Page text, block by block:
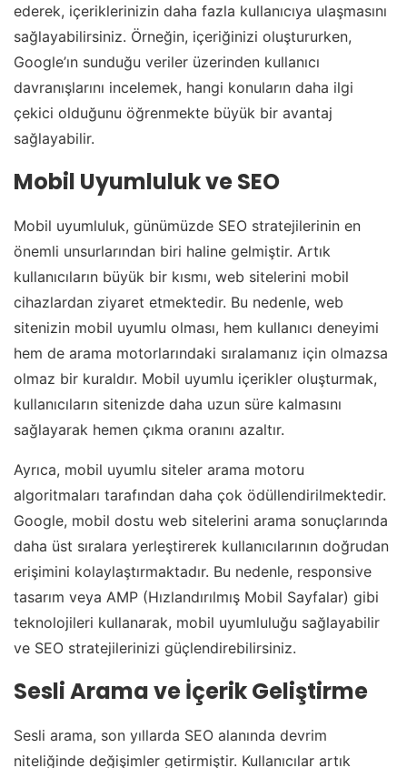
ederek, içeriklerinizin daha fazla kullanıcıya ulaşmasını
sağlayabilirsiniz. Örneğin, içeriğinizi oluştururken,
Google’ın sunduğu veriler üzerinden kullanıcı
davranışlarını incelemek, hangi konuların daha ilgi
çekici olduğunu öğrenmekte büyük bir avantaj
sağlayabilir.
Mobil Uyumluluk ve SEO
Mobil uyumluluk, günümüzde SEO stratejilerinin en
önemli unsurlarından biri haline gelmiştir. Artık
kullanıcıların büyük bir kısmı, web sitelerini mobil
cihazlardan ziyaret etmektedir. Bu nedenle, web
sitenizin mobil uyumlu olması, hem kullanıcı deneyimi
hem de arama motorlarındaki sıralamanız için olmazsa
olmaz bir kuraldır. Mobil uyumlu içerikler oluşturmak,
kullanıcıların sitenizde daha uzun süre kalmasını
sağlayarak hemen çıkma oranını azaltır.
Ayrıca, mobil uyumlu siteler arama motoru
algoritmaları tarafından daha çok ödüllendirilmektedir.
Google, mobil dostu web sitelerini arama sonuçlarında
daha üst sıralara yerleştirerek kullanıcılarının doğrudan
erişimini kolaylaştırmaktadır. Bu nedenle, responsive
tasarım veya AMP (Hızlandırılmış Mobil Sayfalar) gibi
teknolojileri kullanarak, mobil uyumluluğu sağlayabilir
ve SEO stratejilerinizi güçlendirebilirsiniz.
Sesli Arama ve İçerik Geliştirme
Sesli arama, son yıllarda SEO alanında devrim
niteliğinde değişimler getirmiştir. Kullanıcılar artık